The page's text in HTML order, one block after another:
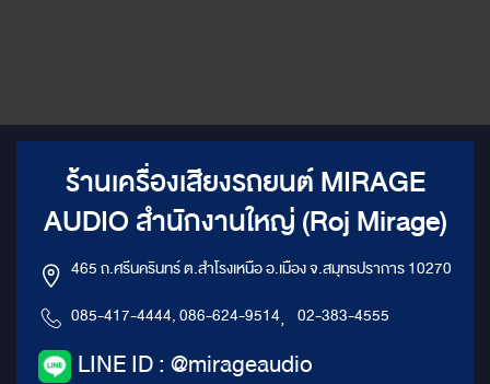
ร้านเครื่องเสียงรถยนต์ MIRAGE
AUDIO สำนักงานใหญ่ (Roj Mirage)
465 ถ.ศรีนครินทร์ ต.สำโรงเหนือ อ.เมือง จ.สมุทรปราการ 10270
085-417-4444, 086-624-9514, 02-383-4555
LINE ID : @mirageaudio